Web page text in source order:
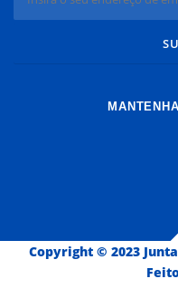
Copyright © 2023